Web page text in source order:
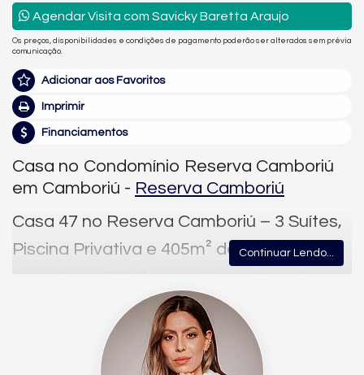
Agendar Visita com Savicky Baretta Araujo
Os preços, disponibilidades e condições de pagamento poderão ser alterados sem prévia
comunicação.
Adicionar aos Favoritos
Imprimir
Financiamentos
Casa no Condomínio Reserva Camboriú
em Camboriú - Reserva Camboriú
Casa 47 no Reserva Camboriú – 3 Suítes,
Piscina Privativa e 405m² de Terreno
Reserva Camboriú
Balneário Camboriú
Com arquitetura moderna e ambientes bem distribuídos, esta
294,47m² de área construída
, chegando
319,63m² com área de lazer e piscina, implantada em um
Continuar Lendo...